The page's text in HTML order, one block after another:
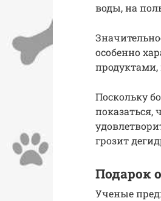
воды, на
особенно
Поскольку
показаться,
грозит
Подарок
Ученые